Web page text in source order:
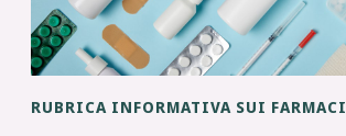
RUBRICA INFORMATIVA SUI FARMACI